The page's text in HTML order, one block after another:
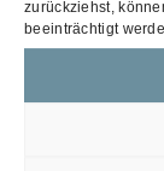
zurückziehst,
beeinträchtigt
Partner